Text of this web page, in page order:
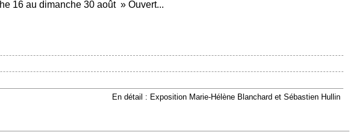
16 au dimanche 30 août » Ouvert...
En détail : Exposition Marie-Hélène Blanchard et Sébastien Hullin